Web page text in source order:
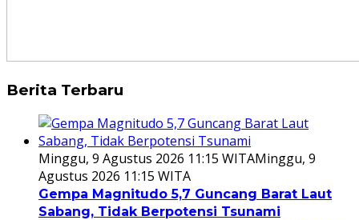
Berita Terbaru
Minggu, 9 Agustus 2026 11:15 WITAMinggu, 9
Agustus 2026 11:15 WITA
Gempa Magnitudo 5,7 Guncang Barat Laut
Sabang, Tidak Berpotensi Tsunami